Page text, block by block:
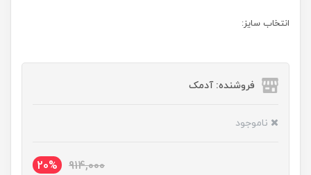
انتخاب سایز:
فروشنده: آدمک
ناموجود
914,000
20%